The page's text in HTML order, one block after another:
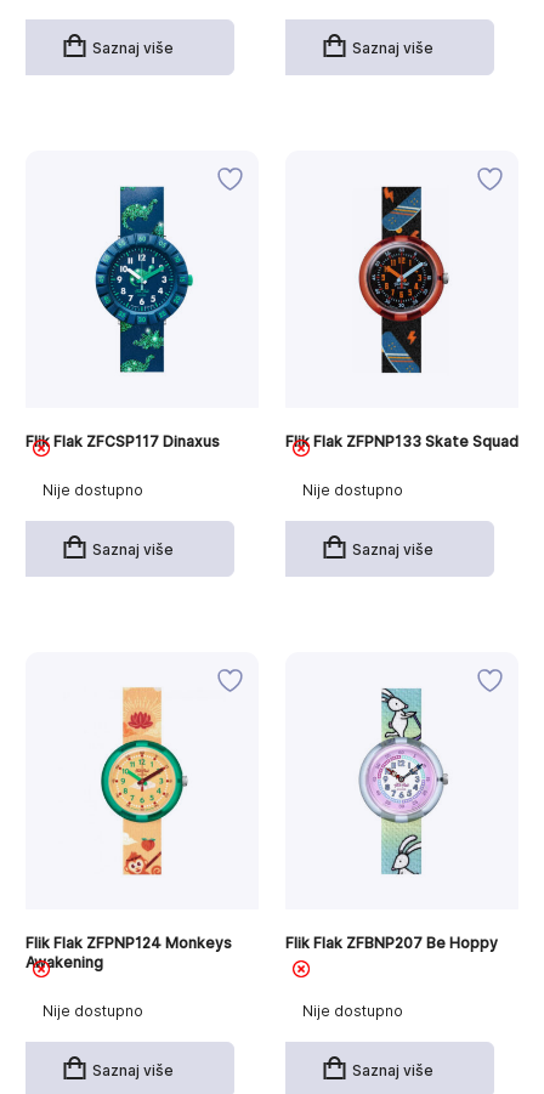
Saznaj više Saznaj više
Nije dostupno
Flik Flak ZFCSP117 Dinaxus
Saznaj više
Nije dostupno
Flik Flak ZFPNP133 Skate Squad
Saznaj više
Nije dostupno
Flik Flak ZFPNP124 Monkeys
Awakening
Saznaj više
Nije dostupno
Flik Flak ZFBNP207 Be Hoppy
Saznaj više